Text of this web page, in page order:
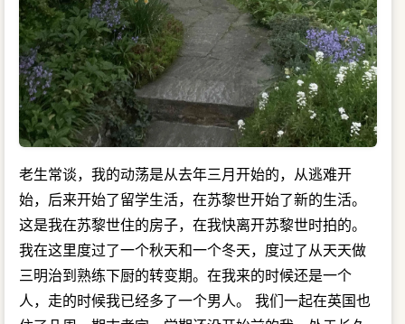
老生常谈，我的动荡是从去年三月开始的，从逃难开
始，后来开始了留学生活，在苏黎世开始了新的生活。
这是我在苏黎世住的房子，在我快离开苏黎世时拍的。
我在这里度过了一个秋天和一个冬天，度过了从天天做
三明治到熟练下厨的转变期。在我来的时候还是一个
人，走的时候我已经多了一个男人。 我们一起在英国也